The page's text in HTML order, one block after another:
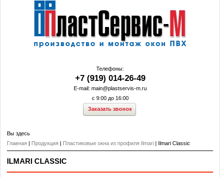
Телефоны:
+7 (919) 014-26-49
E-mail: main@plastservis-m.ru
с 9:00 до 16:00
Заказать звонок
Вы здесь
Главная | Продукция | Пластиковые окна из профиля Ilmari | Ilmari Classic
ILMARI CLASSIC